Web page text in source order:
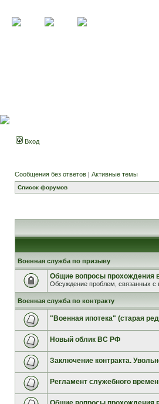
Вход
Сообщения без ответов | Активные темы
Список форумов
Военная служба по призыву
Общие вопросы прохождения
Обсуждение проблем, связанных с
Военная служба по контракту
"Военная ипотека" (старая
Новый облик ВС РФ
Заключение контракта.
Регламент служебного